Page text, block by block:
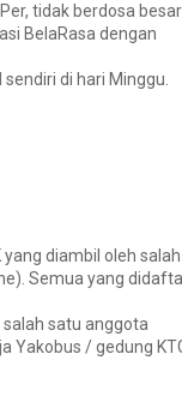
tidak berdosa
BelaRasa dengan
di hari Minggu.
diambil oleh salah
Semua yang
satu anggota
Yakobus / gedung